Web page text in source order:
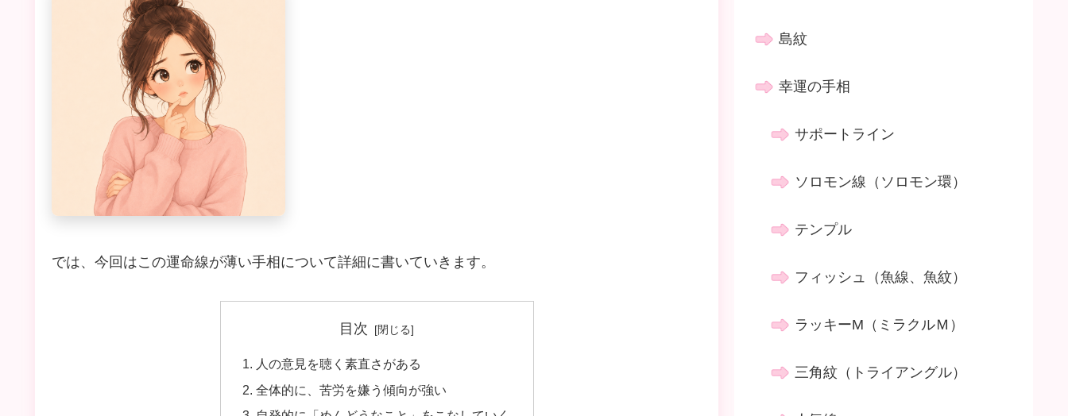
では、今回はこの運命線が薄い手相について詳細に書いていきます。
目次
人の意見を聴く素直さがある
全体的に、苦労を嫌う傾向が強い
島紋
幸運の手相
サポートライン
ソロモン線（ソロモン環）
テンプル
フィッシュ（魚線、魚紋）
ラッキーM（ミラクルＭ）
三角紋（トライアングル）